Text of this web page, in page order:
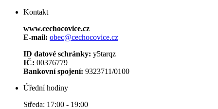
Kontakt
www.cechocovice.cz
E-mail: obec@cechocovice.cz
ID datové schránky: y5tarqz
IČ: 00376779
Bankovní spojení: 9323711/0100
Úřední hodiny
Středa: 17:00 - 19:00